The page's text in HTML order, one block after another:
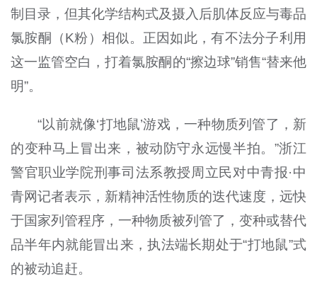
制目录，但其化学结构式及摄入后肌体反应与毒品
氯胺酮（K粉）相似。正因如此，有不法分子利用
这一监管空白，打着氯胺酮的“擦边球”销售“替来他
明”。
“以前就像‘打地鼠’游戏，一种物质列管了，新
的变种马上冒出来，被动防守永远慢半拍。”浙江
警官职业学院刑事司法系教授周立民对中青报·中
青网记者表示，新精神活性物质的迭代速度，远快
于国家列管程序，一种物质被列管了，变种或替代
品半年内就能冒出来，执法端长期处于“打地鼠”式
的被动追赶。